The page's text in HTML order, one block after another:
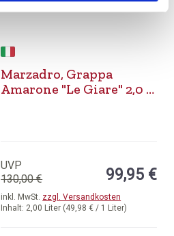
Marzadro, Grappa
Amarone "Le Giare" 2,0 l
Inhalt: 2,00 Liter (49,98 € / 1 Liter)
inkl. MwSt. zzgl. Versandkosten
UVP
130,00 €
99,95 €